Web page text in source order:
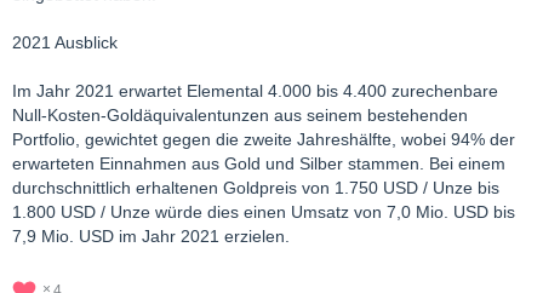
2021 Ausblick
Im Jahr 2021 erwartet Elemental 4.000 bis 4.400 zurechenbare
Null-Kosten-Goldäquivalentunzen aus seinem bestehenden
Portfolio, gewichtet gegen die zweite Jahreshälfte, wobei 94% der
erwarteten Einnahmen aus Gold und Silber stammen. Bei einem
durchschnittlich erhaltenen Goldpreis von 1.750 USD / Unze bis
1.800 USD / Unze würde dies einen Umsatz von 7,0 Mio. USD bis
7,9 Mio. USD im Jahr 2021 erzielen.
4